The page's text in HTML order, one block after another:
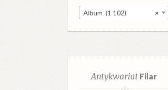
×
Album (1 102)
AntykwariatFilar